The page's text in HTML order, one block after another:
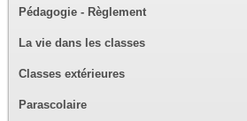
Pédagogie - Règlement
La vie dans les classes
Classes extérieures
Parascolaire